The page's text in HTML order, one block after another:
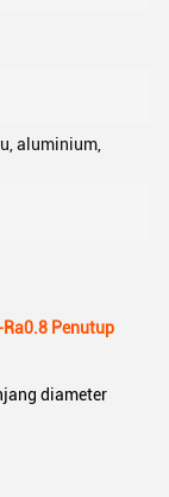
aluminium,
Penutup
diameter